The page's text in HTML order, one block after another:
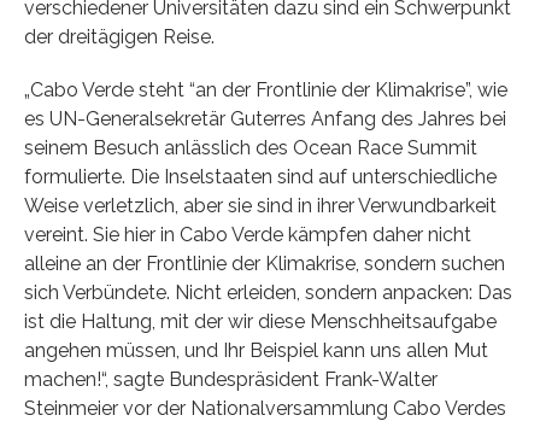
verschiedener Universitäten dazu sind ein Schwerpunkt
der dreitägigen Reise.
„Cabo Verde steht “an der Frontlinie der Klimakrise”, wie
es UN-Generalsekretär Guterres Anfang des Jahres bei
seinem Besuch anlässlich des Ocean Race Summit
formulierte. Die Inselstaaten sind auf unterschiedliche
Weise verletzlich, aber sie sind in ihrer Verwundbarkeit
vereint. Sie hier in Cabo Verde kämpfen daher nicht
alleine an der Frontlinie der Klimakrise, sondern suchen
sich Verbündete. Nicht erleiden, sondern anpacken: Das
ist die Haltung, mit der wir diese Menschheitsaufgabe
angehen müssen, und Ihr Beispiel kann uns allen Mut
machen!“, sagte Bundespräsident Frank-Walter
Steinmeier vor der Nationalversammlung Cabo Verdes